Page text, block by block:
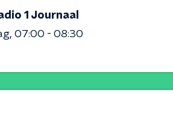
1 Journaal
07:00 - 08:30